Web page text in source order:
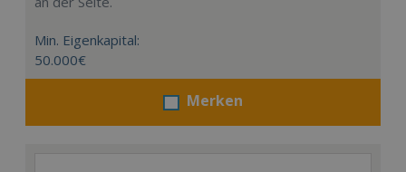
Min. Eigenkapital:
50.000€
Merken